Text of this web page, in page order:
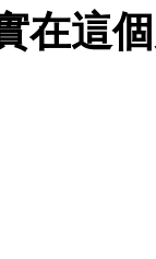
在這